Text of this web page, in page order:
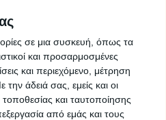
σε μια συσκευή, όπως τα
και προσαρμοσμένες
και περιεχόμενο, μέτρηση
την άδειά σας, εμείς και οι
και ταυτοποίησης
από εμάς και τους